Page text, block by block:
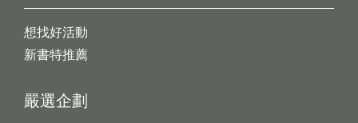
想找好活動
新書特推薦
嚴選企劃